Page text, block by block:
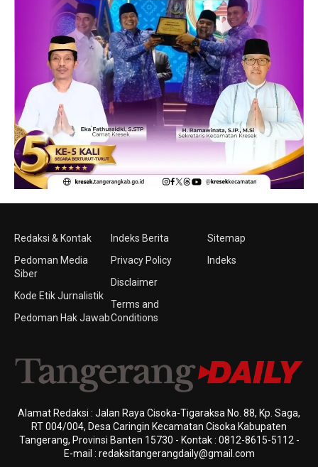
Redaksi & Kontak
Pedoman Media
Siber
Kode Etik Jurnalistik
Pedoman Hak Jawab
Indeks Berita
Privacy Policy
Disclaimer
Terms and
Conditions
Sitemap
Indeks
Alamat Redaksi : Jalan Raya Cisoka-Tigaraksa No. 88, Kp. Saga,
RT 004/004, Desa Caringin Kecamatan Cisoka Kabupaten
Tangerang, Provinsi Banten 15730 - Kontak : 0812-8615-5112 -
E-mail : redaksitangerangdaily@gmail.com